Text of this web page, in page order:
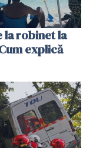
la robinet la
explică